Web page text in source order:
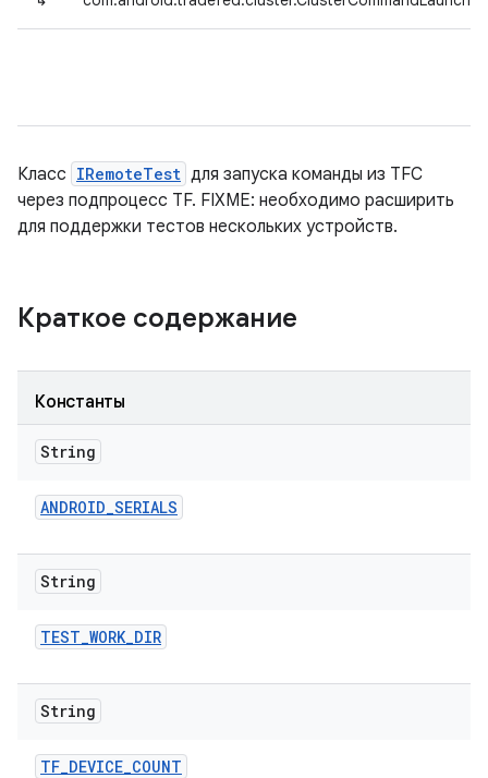
Класс IRemoteTest для запуска команды из TFC
через подпроцесс TF. FIXME: необходимо расширить
для поддержки тестов нескольких устройств.
Краткое содержание
Константы
String
ANDROID_SERIALS
String
TEST_WORK_DIR
String
TF_DEVICE_COUNT